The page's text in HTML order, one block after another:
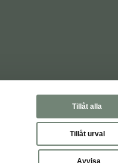
Tillåt alla
Tillåt urval
Avvisa